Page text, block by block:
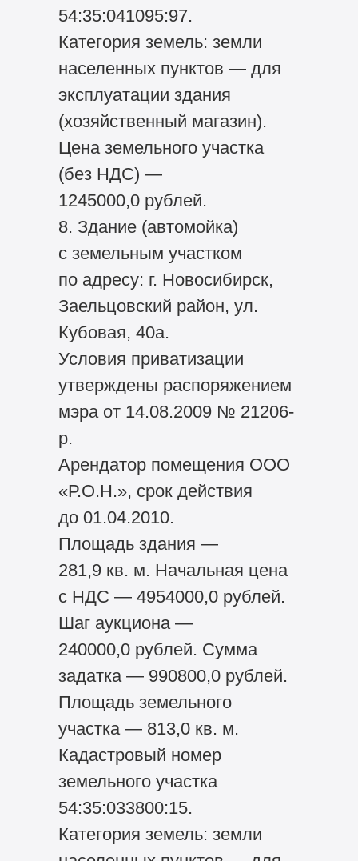
54:35:041095:97.
Категория земель: земли
населенных пунктов — для
эксплуатации здания
(хозяйственный магазин).
Цена земельного участка
(без НДС) —
1245000,0 рублей.
8. Здание (автомойка)
с земельным участком
по адресу: г. Новосибирск,
Заельцовский район, ул.
Кубовая, 40а.
Условия приватизации
утверждены распоряжением
мэра от 14.08.2009 № 21206-
р.
Арендатор помещения ООО
«Р.О.Н.», срок действия
до 01.04.2010.
Площадь здания —
281,9 кв. м. Начальная цена
с НДС — 4954000,0 рублей.
Шаг аукциона —
240000,0 рублей. Сумма
задатка — 990800,0 рублей.
Площадь земельного
участка — 813,0 кв. м.
Кадастровый номер
земельного участка
54:35:033800:15.
Категория земель: земли